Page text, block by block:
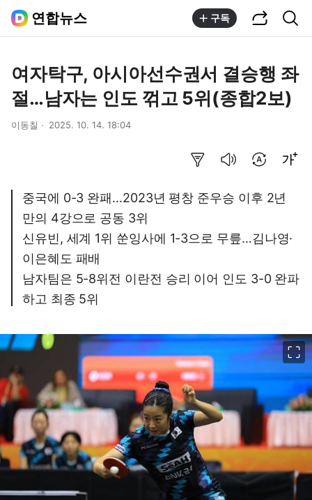
연합뉴스 구독
여자탁구, 아시아선수권서 결승행 좌
절…남자는 인도 꺾고 5위(종합2보)
이동칠 2025. 10. 14. 18:04
중국에 0-3 완패…2023년 평창 준우승 이후 2년
만의 4강으로 공동 3위
신유빈, 세계 1위 쑨잉사에 1-3으로 무릎…김나영·
이은혜도 패배
남자팀은 5-8위전 이란전 승리 이어 인도 3-0 완파
하고 최종 5위